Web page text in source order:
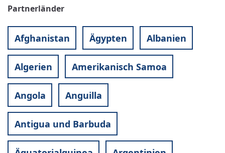
Partnerländer
Afghanistan Ägypten Albanien
Algerien Amerikanisch Samoa
Angola Anguilla
Antigua und Barbuda